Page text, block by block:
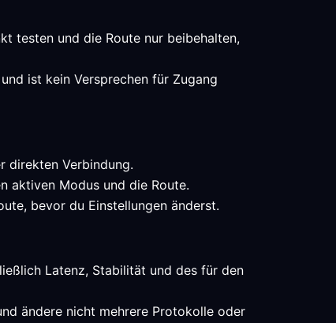
testen und die Route nur beibehalten,
ist kein Versprechen für Zugang
direkten Verbindung.
aktiven Modus und die Route.
bevor du Einstellungen änderst.
Latenz, Stabilität und des für den
ändere nicht mehrere Protokolle oder